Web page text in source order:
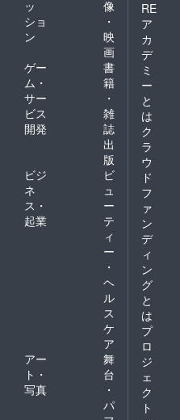
ッ
ショ
ン
像
・
映
画
ゲー
ム・
サー
ビス
開発
書
籍
・
雑
誌
出
版
ビジ
ネ
ス・
起業
ビ
ュ
ー
テ
ィ
ー
・
ヘ
ル
ス
ケ
ア
アー
ト・
写真
舞
台
・
パ
RE
ア
カ
デ
ミ
ー
と
は
ク
ラ
ウ
ド
フ
ァ
ン
デ
ィ
ン
グ
と
は
プ
ロ
ジ
ェ
ク
ト